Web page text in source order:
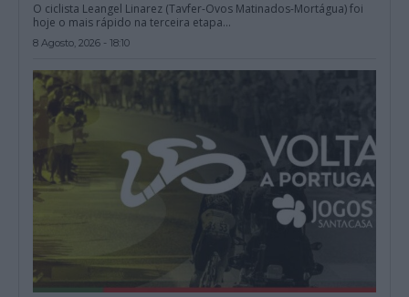
O ciclista Leangel Linarez (Tavfer-Ovos Matinados-Mortágua) foi
hoje o mais rápido na terceira etapa...
8 Agosto, 2026 - 18:10